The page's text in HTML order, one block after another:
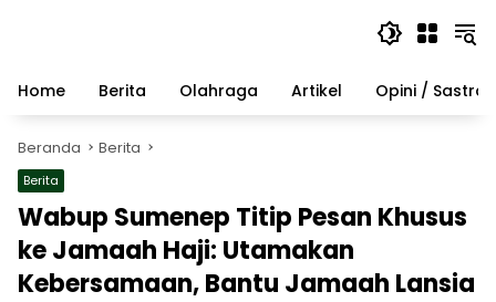
Home
Berita Olahraga Artikel Opini / Sastra
Beranda Berita
Berita
Wabup Sumenep Titip Pesan Khusus
ke Jamaah Haji: Utamakan
Kebersamaan, Bantu Jamaah Lansia